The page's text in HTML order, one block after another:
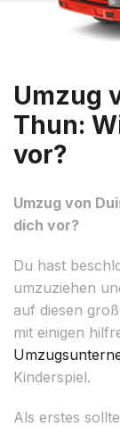
Umzug
Thun:
vor?
Umzug von
dich vor?
Du hast
umzuziehen
auf diesen
mit einigen
Kinderspiel.
Als erstes